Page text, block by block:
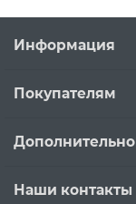
Информация
Покупателям
Дополнительно
Наши контакты